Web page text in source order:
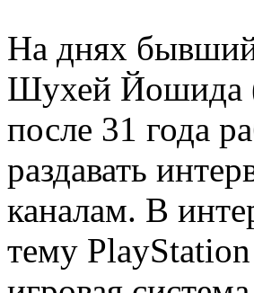
На днях
Шухей Йошида
после 31 года
раздавать
каналам. В
тему